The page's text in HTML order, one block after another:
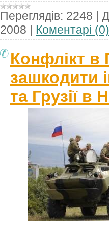
Переглядів: 2248 |
2008 | Коментарі (0)
Конфлікт в
зашкодити
та Грузії в